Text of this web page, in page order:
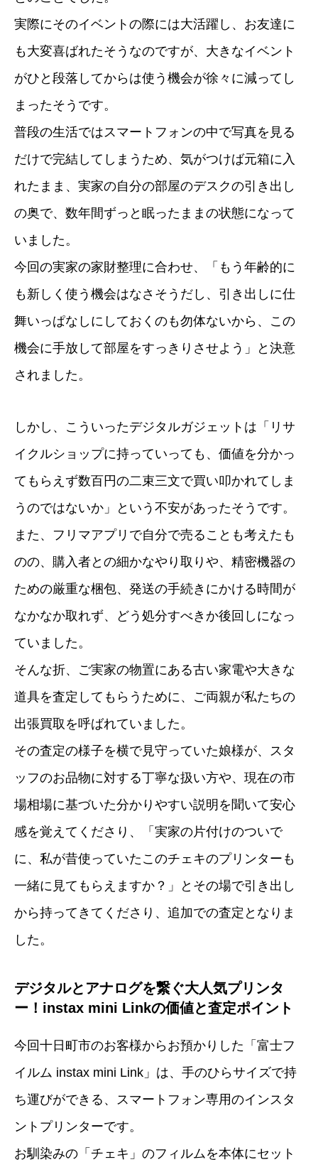
実際にそのイベントの際には大活躍し、お友達に
も大変喜ばれたそうなのですが、大きなイベント
がひと段落してからは使う機会が徐々に減ってし
まったそうです。
普段の生活ではスマートフォンの中で写真を見る
だけで完結してしまうため、気がつけば元箱に入
れたまま、実家の自分の部屋のデスクの引き出し
の奥で、数年間ずっと眠ったままの状態になって
いました。
今回の実家の家財整理に合わせ、「もう年齢的に
も新しく使う機会はなさそうだし、引き出しに仕
舞いっぱなしにしておくのも勿体ないから、この
機会に手放して部屋をすっきりさせよう」と決意
されました。
しかし、こういったデジタルガジェットは「リサ
イクルショップに持っていっても、価値を分かっ
てもらえず数百円の二束三文で買い叩かれてしま
うのではないか」という不安があったそうです。
また、フリマアプリで自分で売ることも考えたも
のの、購入者との細かなやり取りや、精密機器の
ための厳重な梱包、発送の手続きにかける時間が
なかなか取れず、どう処分すべきか後回しになっ
ていました。
そんな折、ご実家の物置にある古い家電や大きな
道具を査定してもらうために、ご両親が私たちの
出張買取を呼ばれていました。
その査定の様子を横で見守っていた娘様が、スタ
ッフのお品物に対する丁寧な扱い方や、現在の市
場相場に基づいた分かりやすい説明を聞いて安心
感を覚えてくださり、「実家の片付けのついで
に、私が昔使っていたこのチェキのプリンターも
一緒に見てもらえますか？」とその場で引き出し
から持ってきてくださり、追加での査定となりま
した。
デジタルとアナログを繋ぐ大人気プリンタ
ー！instax mini Linkの価値と査定ポイント
今回十日町市のお客様からお預かりした「富士フ
イルム instax mini Link」は、手のひらサイズで持
ち運びができる、スマートフォン専用のインスタ
ントプリンターです。
お馴染みの「チェキ」のフィルムを本体にセット